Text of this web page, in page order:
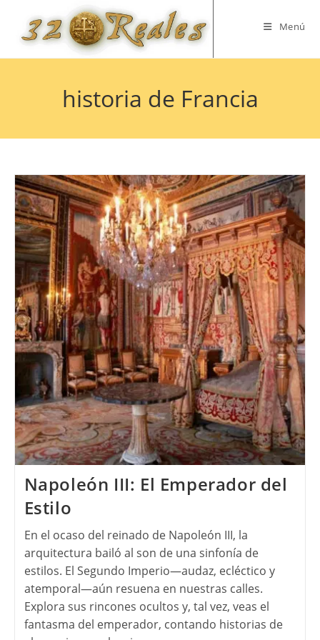
contenido
Menú
historia de Francia
Napoleón III: El Emperador del
Estilo
En el ocaso del reinado de Napoleón III, la
arquitectura bailó al son de una sinfonía de
estilos. El Segundo Imperio—audaz, ecléctico y
atemporal—aún resuena en nuestras calles.
Explora sus rincones ocultos y, tal vez, veas el
fantasma del emperador, contando historias de